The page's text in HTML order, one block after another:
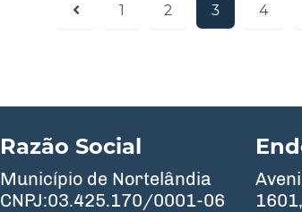
1 2 3 4
Razão Social
Município de Nortelândia
CNPJ:03.425.170/0001-06